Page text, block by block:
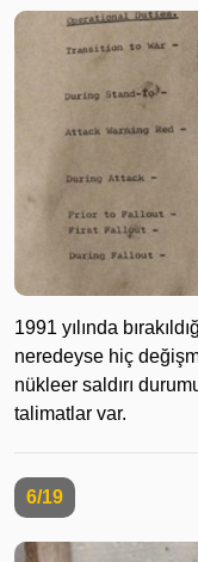
1991 yılında
neredeyse hiç
nükleer saldırı
talimatlar var.
6/19